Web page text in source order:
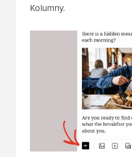
Kolumny.